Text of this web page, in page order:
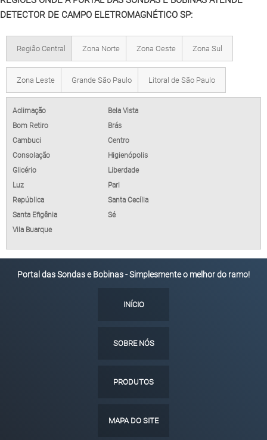
DETECTOR DE CAMPO ELETROMAGNÉTICO SP:
Região Central Zona Norte Zona Oeste Zona Sul
Zona Leste Grande São Paulo Litoral de São Paulo
Aclimação
Bela Vista
Bom Retiro
Brás
Cambuci
Centro
Consolação
Higienópolis
Glicério
Liberdade
Luz
Pari
República
Santa Cecília
Santa Efigênia
Sé
Vila Buarque
Portal das Sondas e Bobinas - Simplesmente o melhor do ramo!
INÍCIO
SOBRE NÓS
PRODUTOS
MAPA DO SITE